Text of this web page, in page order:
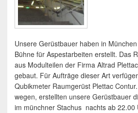
Unsere Gerüstbauer haben in
Bühne für Aspestarbeiten erstellt. Das
aus Modulteilen der Firma Altrad
gebaut. Für Aufträge dieser Art
Qubikmeter Raumgerüst Plettac
wegen, erstellten unsere Gerüstbauer
im münchner Stachus nachts ab 22.00